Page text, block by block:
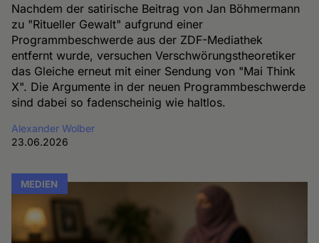
Nachdem der satirische Beitrag von Jan Böhmermann
zu "Ritueller Gewalt" aufgrund einer
Programmbeschwerde aus der ZDF-Mediathek
entfernt wurde, versuchen Verschwörungstheoretiker
das Gleiche erneut mit einer Sendung von "Mai Think
X". Die Argumente in der neuen Programmbeschwerde
sind dabei so fadenscheinig wie haltlos.
Alexander Wolber
23.06.2026
MEDIEN